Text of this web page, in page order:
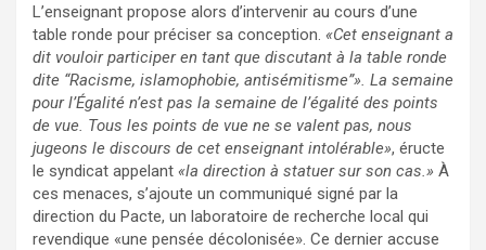
L’enseignant propose alors d’intervenir au cours d’une
table ronde pour préciser sa conception. «Cet enseignant a
dit vouloir participer en tant que discutant à la table ronde
dite “Racisme, islamophobie, antisémitisme”». La semaine
pour l’Égalité n’est pas la semaine de l’égalité des points
de vue. Tous les points de vue ne se valent pas, nous
jugeons le discours de cet enseignant intolérable», éructe
le syndicat appelant «la direction à statuer sur son cas.» À
ces menaces, s’ajoute un communiqué signé par la
direction du Pacte, un laboratoire de recherche local qui
revendique «une pensée décolonisée». Ce dernier accuse